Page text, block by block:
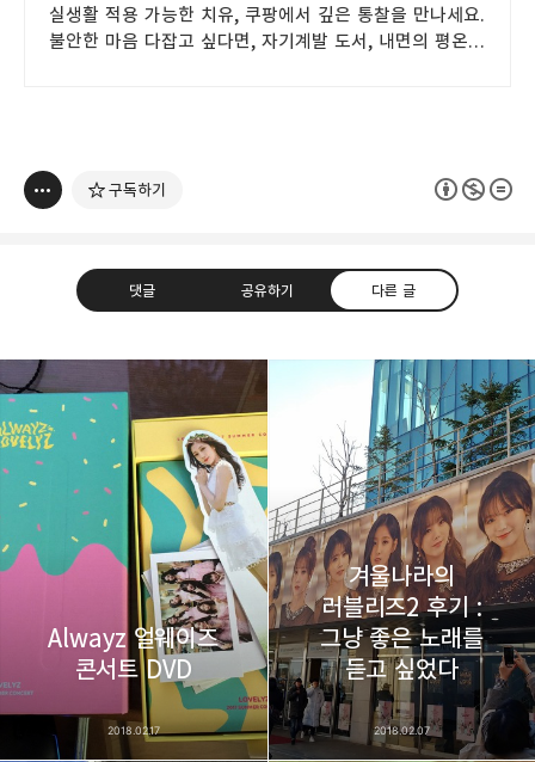
실생활 적용 가능한 치유, 쿠팡에서 깊은 통찰을 만나세요.
불안한 마음 다잡고 싶다면, 자기계발 도서, 내면의 평온을
구독하기
댓글 공유하기 다른 글
thebravepost.com
bravesjb@gmail.com, South Korea, Since 2004
구독하기
카카오톡 라인 트위터
카카오스토리 밴드 네이버 블로그
Alwayz 얼웨이즈
콘서트 DVD
2018.02.17
겨울나라의
러블리즈2 후기 :
그냥 좋은 노래를
듣고 싶었다
2018.02.07